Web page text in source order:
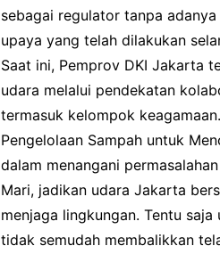
sebagai regulator tanpa
upaya yang telah dilakukan
Saat ini, Pemprov DKI Jakarta
udara melalui pendekatan
termasuk kelompok
Pengelolaan Sampah untuk
dalam menangani
Mari, jadikan udara Jakarta
menjaga lingkungan. Tentu
tidak semudah membalikkan